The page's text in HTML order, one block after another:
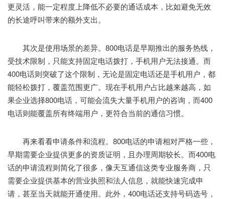
更灵活，能一定程度上降低不必要的通话成本，比如避免无效
的长途呼叫带来的额外支出。
其次是使用场景的差异。800电话是早期推出的服务热线，
受技术限制，只能支持固定电话拨打，手机用户无法接通。而
400电话则突破了这个限制，无论是固定电话还是手机用户，都
能轻松拨打，覆盖范围更广。现在手机用户占比越来越高，如
果企业选择800电话，可能会流失大量手机用户的咨询，而400
电话则能覆盖所有终端用户，更符合当前的通信习惯。
再来看看申请条件和流程。800电话的申请相对严格一些，
早期需要企业提供更多的资质证明，且办理周期较长。而400电
话的申请流程则简化了很多，像天互通信这类专业服务商，只
需要企业提供基本的营业执照和法人信息，就能快速完成申
请，甚至当天就能开通使用。此外，400电话还支持号码选号，